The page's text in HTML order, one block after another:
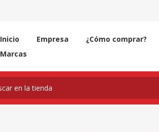
Inicio Empresa ¿Cómo comprar?
Marcas